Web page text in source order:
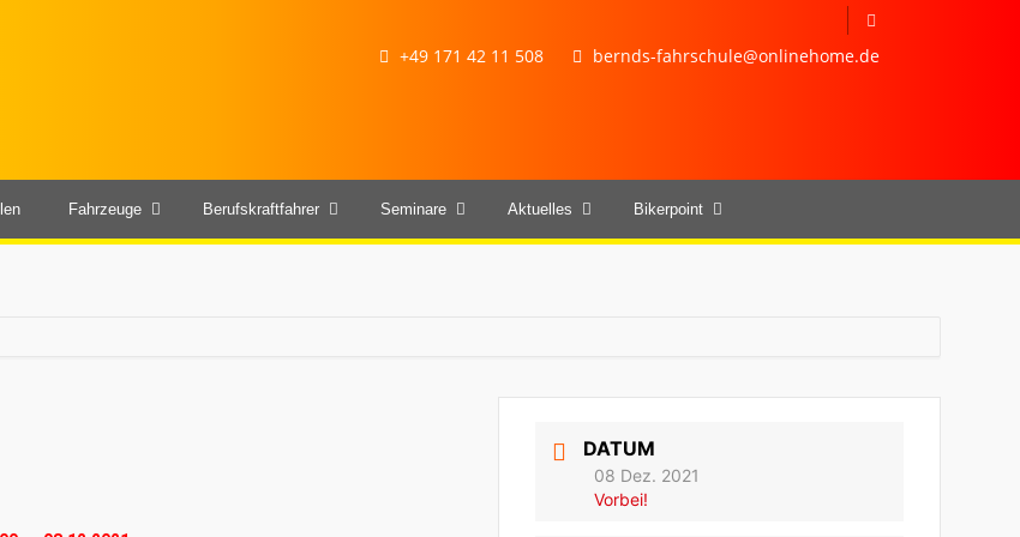
+49 171 42 11 508 bernds-fahrschule@onlinehome.de
Fahrzeuge Berufskraftfahrer Seminare Aktuelles Bikerpoint
DATUM
08 Dez. 2021
Vorbei!